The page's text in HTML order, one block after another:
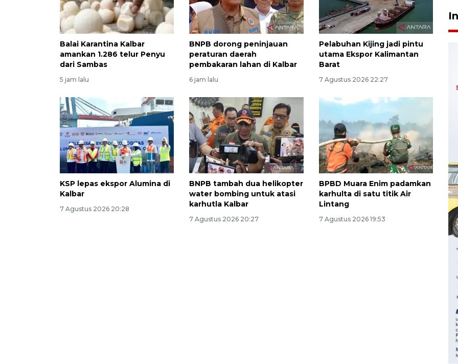
Balai Karantina Kalbar
amankan 1.286 telur Penyu
dari Sambas
5 jam lalu
BNPB dorong peninjauan
peraturan daerah
pembakaran lahan di Kalbar
6 jam lalu
Pelabuhan Kijing jadi pintu
utama Ekspor Kalimantan
Barat
7 Agustus 2026 22:27
KSP lepas ekspor Alumina di
Kalbar
7 Agustus 2026 20:28
BNPB tambah dua helikopter
water bombing untuk atasi
karhutla Kalbar
7 Agustus 2026 20:27
BPBD Muara Enim padamkan
karhulta di satu titik Air
Lintang
7 Agustus 2026 19:53